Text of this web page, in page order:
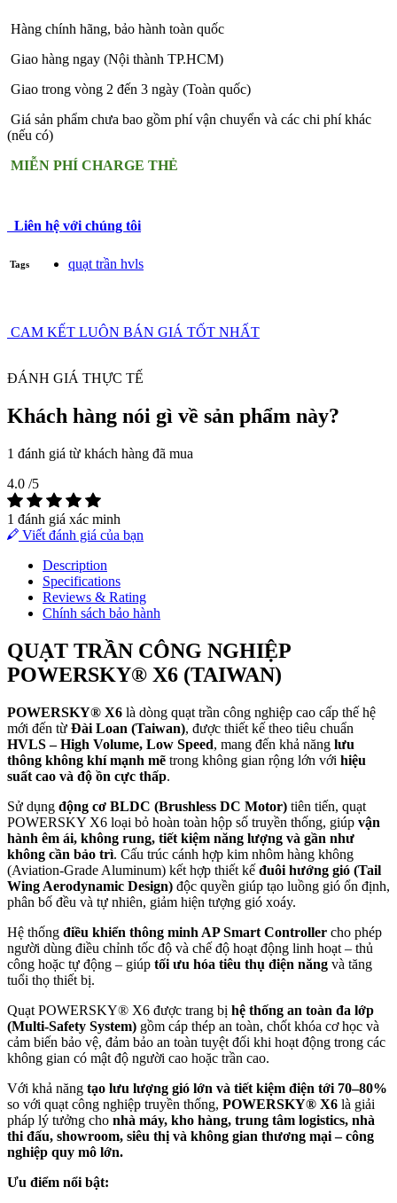
Hàng chính hãng, bảo hành toàn quốc
Giao hàng ngay (Nội thành TP.HCM)
Giao trong vòng 2 đến 3 ngày (Toàn quốc)
Giá sản phẩm chưa bao gồm phí vận chuyển và các chi phí khác
(nếu có)
MIỄN PHÍ CHARGE THẺ
Liên hệ với chúng tôi
Tags quạt trần hvls
CAM KẾT LUÔN BÁN GIÁ TỐT NHẤT
ĐÁNH GIÁ THỰC TẾ
Khách hàng nói gì về sản phẩm này?
1 đánh giá từ khách hàng đã mua
4.0 /5
1 đánh giá xác minh
Viết đánh giá của bạn
Description
Specifications
Reviews & Rating
Chính sách bảo hành
QUẠT TRẦN CÔNG NGHIỆP
POWERSKY® X6 (TAIWAN)
POWERSKY® X6 là dòng quạt trần công nghiệp cao cấp thế hệ
mới đến từ Đài Loan (Taiwan), được thiết kế theo tiêu chuẩn
HVLS – High Volume, Low Speed, mang đến khả năng lưu
thông không khí mạnh mẽ trong không gian rộng lớn với hiệu
suất cao và độ ồn cực thấp.
Sử dụng động cơ BLDC (Brushless DC Motor) tiên tiến, quạt
POWERSKY X6 loại bỏ hoàn toàn hộp số truyền thống, giúp vận
hành êm ái, không rung, tiết kiệm năng lượng và gần như
không cần bảo trì. Cấu trúc cánh hợp kim nhôm hàng không
(Aviation-Grade Aluminum) kết hợp thiết kế đuôi hướng gió (Tail
Wing Aerodynamic Design) độc quyền giúp tạo luồng gió ổn định,
phân bố đều và tự nhiên, giảm hiện tượng gió xoáy.
Hệ thống điều khiển thông minh AP Smart Controller cho phép
người dùng điều chỉnh tốc độ và chế độ hoạt động linh hoạt – thủ
công hoặc tự động – giúp tối ưu hóa tiêu thụ điện năng và tăng
tuổi thọ thiết bị.
Quạt POWERSKY® X6 được trang bị hệ thống an toàn đa lớp
(Multi-Safety System) gồm cáp thép an toàn, chốt khóa cơ học và
cảm biến bảo vệ, đảm bảo an toàn tuyệt đối khi hoạt động trong các
không gian có mật độ người cao hoặc trần cao.
Với khả năng tạo lưu lượng gió lớn và tiết kiệm điện tới 70–80%
so với quạt công nghiệp truyền thống, POWERSKY® X6 là giải
pháp lý tưởng cho nhà máy, kho hàng, trung tâm logistics, nhà
thi đấu, showroom, siêu thị và không gian thương mại – công
nghiệp quy mô lớn.
Ưu điểm nổi bật: